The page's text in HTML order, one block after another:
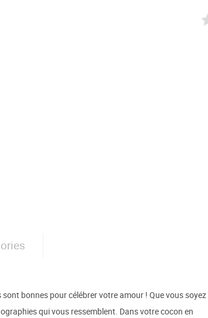
bonnes pour célébrer votre amour ! Que vous soyez
qui vous ressemblent. Dans votre cocon en